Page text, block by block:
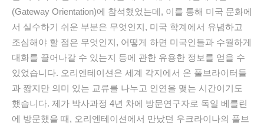
(Gateway Orientation)에 참석했었는데, 이를 통해 미국 문화에
서 실수하기 쉬운 부분은 무엇인지, 미국 학계에서 유념하고
조심해야 할 점은 무엇인지, 어떻게 하면 미국인들과 수월하게
대화를 끌어나갈 수 있는지 등에 관한 유용한 정보를 얻을 수
있었습니다. 오리엔테이션은 세계 각지에서 온 풀브라이터들
과 짧지만 의미 있는 교류를 나누고 인연을 맺는 시간이기도
했습니다. 제가 박사과정 4년 차에 방문연구자로 독일 베를린
에 방문했을 때, 오리엔테이션에서 만났던 우크라이나의 풀브